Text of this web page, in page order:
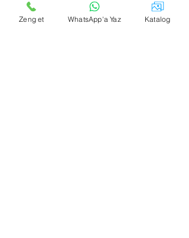
Qaz yoxdur
kanalizasiya yoxdur
Zeng et WhatsApp'a Yaz Katalog